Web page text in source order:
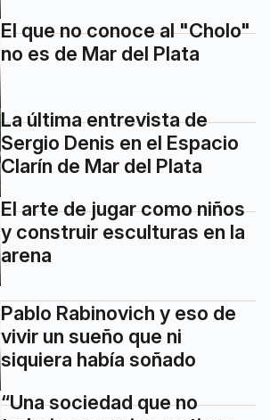
El que no conoce al "Cholo"
no es de Mar del Plata
La última entrevista de
Sergio Denis en el Espacio
Clarín de Mar del Plata
El arte de jugar como niños
y construir esculturas en la
arena
Pablo Rabinovich y eso de
vivir un sueño que ni
siquiera había soñado
“Una sociedad que no